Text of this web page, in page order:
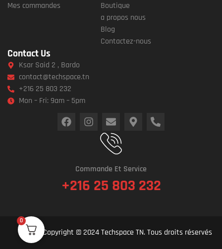
0
Mes commandes
Boutique
a propos nous
Blog
Contactez-nous
Contact Us
Ksar Said 2 , Bardo
contact@techspace.tn
+216 25 803 232
Mon – Fri: 9am – 5pm
Commande Et Service
+216 25 803 232
Copyright © 2024 Techspace TN. Tous droits réservés